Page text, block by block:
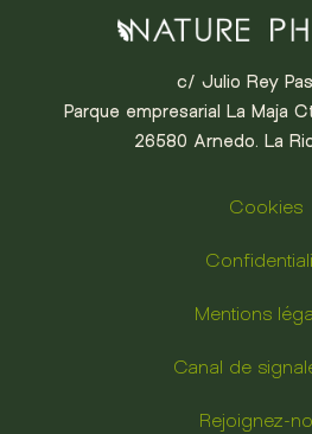
c/ Julio Rey
Parque empresarial La Maja
26580 Arnedo. La
Cookies
Mentions
Canal de
Rejoignez-